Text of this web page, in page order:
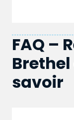
FAQ –
savoir